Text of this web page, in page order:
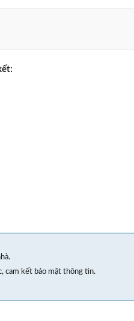
cam kết bảo mật thông tin.